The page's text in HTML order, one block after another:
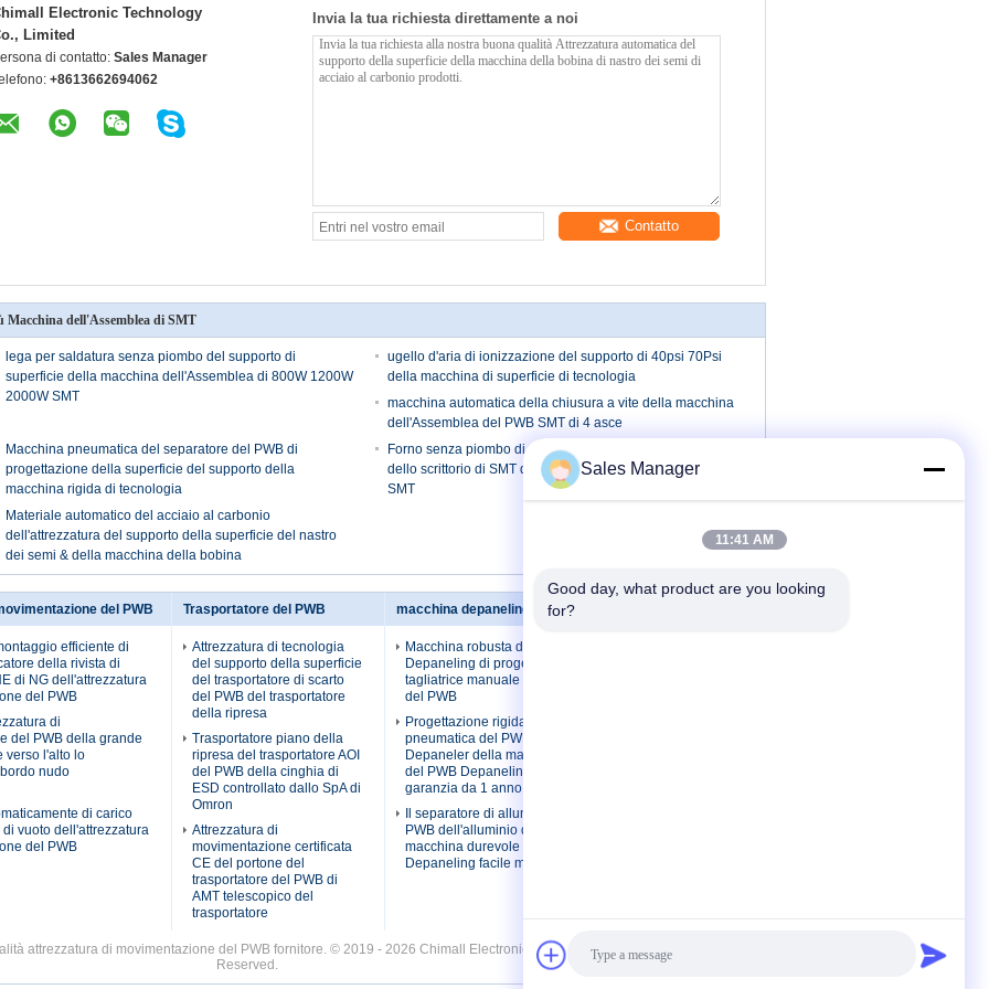
Electronic Technology
Limited
di contatto: Sales Manager
+8613662694062
Invia la tua richiesta direttamente a noi
Contatto
Macchina dell'Assemblea di SMT
lega per saldatura senza piombo del supporto di
superficie della macchina dell'Assemblea di 800W 1200W
2000W SMT
ugello d'aria di ionizzazione del supporto di 40psi 70Psi
della macchina di superficie di tecnologia
macchina automatica della chiusura a vite della macchina
dell'Assemblea del PWB SMT di 4 asce
Macchina pneumatica del separatore del PWB di
progettazione della superficie del supporto della
macchina rigida di tecnologia
Forno senza piombo di saldatura AC220V 50Hz di riflusso
dello scrittorio di SMT della macchina dell'Assemblea di
SMT
Materiale automatico del acciaio al carbonio
dell'attrezzatura del supporto della superficie del nastro
dei semi & della macchina della bobina
del PWB
efficiente di
della rivista di
di NG dell'attrezzatura
del PWB
di
del PWB della grande
verso l'alto lo
nudo
di carico
vuoto dell'attrezzatura
del PWB
Trasportatore del PWB
Attrezzatura di tecnologia
del supporto della superficie
del trasportatore di scarto
del PWB del trasportatore
della ripresa
Trasportatore piano della
ripresa del trasportatore AOI
del PWB della cinghia di
ESD controllato dallo SpA di
Omron
Attrezzatura di
movimentazione certificata
CE del portone del
trasportatore del PWB di
AMT telescopico del
trasportatore
macchina depaneling del PWB
Macchina robusta del PWB
Depaneling di progettazione,
tagliatrice manuale del cavo
del PWB
Progettazione rigida
pneumatica del PWB
Depaneler della macchina
del PWB Depaneling una
garanzia da 1 anno
Il separatore di alluminio del
PWB dell'alluminio della
macchina durevole del PWB
Depaneling facile mantiene
attrezzatura di movimentazione del PWB fornitore. © 2019 - 2026 Chimall Electronic Technology Co., Limited. All Rights
Reserved.
Sales Manager
11:41 AM
Good day, what product are you looking
for?